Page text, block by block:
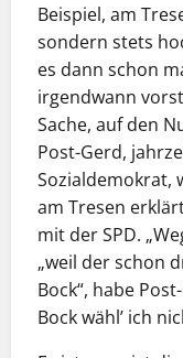
Beispiel, am
sondern stets
es dann schon
irgendwann
Sache, auf den
Post-Gerd,
Sozialdemokrat,
am Tresen
mit der SPD.
„weil der schon
Bock“, habe
Bock wähl’ ich